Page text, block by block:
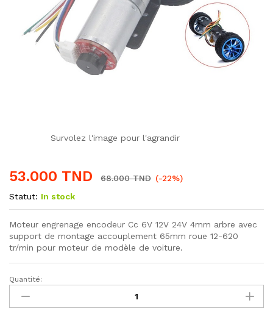
Survolez l'image pour l'agrandir
53.000 TND 68.000TND (-22%)
Statut: In stock
Moteur engrenage encodeur Cc 6V 12V 24V 4mm arbre avec
support de montage accouplement 65mm roue 12-620
tr/min pour moteur de modèle de voiture.
Moteur
12V
600RPM
Quantité: